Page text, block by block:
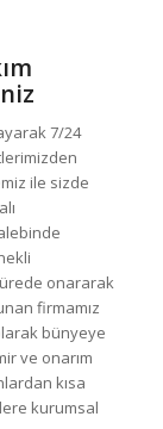
7/24
ile sizde
onararak
firmamız
bünyeye
ve onarım
kısa
kurumsal